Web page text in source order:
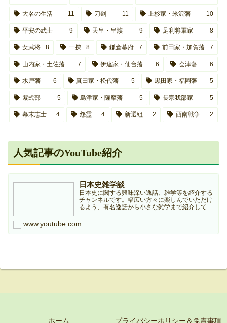
大名の生活 11 刀剣 11 上杉家・米沢藩 10
平安の武士 9 天皇・皇族 9 足利将軍家 8
女武将 8 一揆 8 鎌倉幕府 7 前田家・加賀藩 7
山内家・土佐藩 7 伊達家・仙台藩 6 会津藩 6
水戸藩 6 真田家・松代藩 5 黒田家・福岡藩 5
紫式部 5 島津家・薩摩藩 5 長宗我部家 5
幕末志士 4 怨霊 4 新選組 2 西南戦争 2
人気記事のYouTube紹介
日本史雑学談
日本史に関する興味深い逸話、雑学等を紹介する
チャンネルです。幅広い方々に楽しんでいただけ
るよう、有名逸話から小さな雑学まで紹介してい
に作成していますので...
www.youtube.com
ホーム プライバシーポリシー＆免責事項